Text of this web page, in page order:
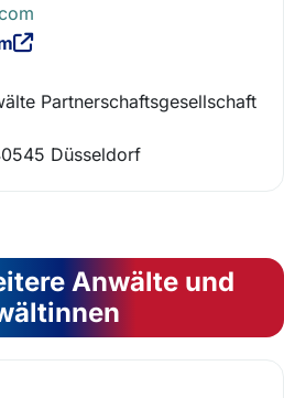
Partnerschaftsgesellschaft
Düsseldorf
Anwälte und